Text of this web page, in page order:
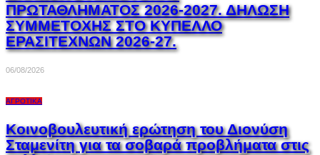
ΠΡΩΤΑΘΛΗΜΑΤΟΣ 2026-2027. ΔΗΛΩΣΗ
ΣΥΜΜΕΤΟΧΗΣ ΣΤΟ ΚΥΠΕΛΛΟ
ΕΡΑΣΙΤΕΧΝΩΝ 2026-27.
06/08/2026
ΑΓΡΟΤΙΚΆ
Κοινοβουλευτική ερώτηση του Διονύση
Σταμενίτη για τα σοβαρά προβλήματα στις